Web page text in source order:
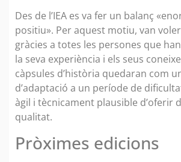
Des de l’IEA es va fer un balanç
positiu». Per aquest motiu, van
gràcies a totes les persones que
la seva experiència i els seus
càpsules d’història quedaran com
d’adaptació a un període de
àgil i tècnicament plausible d’oferir
qualitat.
Pròximes edicions